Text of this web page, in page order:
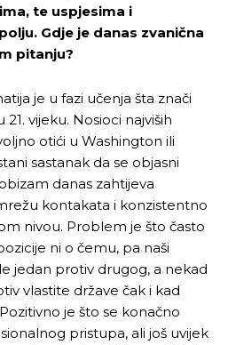
te uspjesima i
Gdje je danas zvanična
pitanju?
je u fazi učenja šta znači
vijeku. Nosioci najviših
otići u Washington ili
sastanak da se objasni
danas zahtijeva
kontakata i konzistentno
nivou. Problem je što často
ni o čemu, pa naši
jedan protiv drugog, a nekad
vlastite države čak i kad
je što se konačno
pristupa, ali još uvijek